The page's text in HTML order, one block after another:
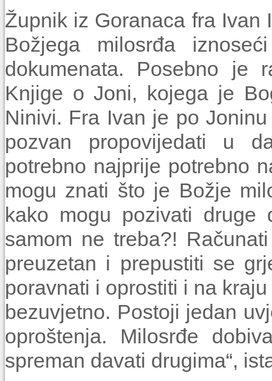
Župnik iz Goranaca fra Ivan
Božjega milosrđa
dokumenata. Posebno je
Knjige o Joni, kojega je
Ninivi. Fra Ivan je po
pozvan propovijedati u
potrebno najprije potrebno
mogu znati što je Božje
kako mogu pozivati
samom ne treba?!
preuzetan i prepustiti se
poravnati i oprostiti i na
bezuvjetno. Postoji jedan
oproštenja. Milosrđe
spreman davati drugima“,